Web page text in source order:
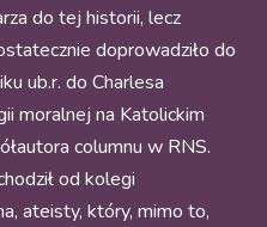
do tej historii, lecz
doprowadziło do
ub.r. do Charlesa
moralnej na Katolickim
columnu w RNS.
od kolegi
ateisty, który, mimo to,